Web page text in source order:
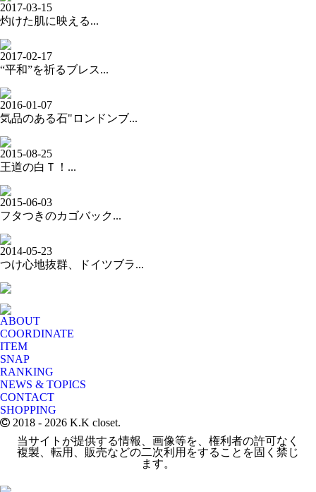
2017-03-15
灼けた肌に映える...
2017-02-17
“平和”を祈るブレス...
2016-01-07
気品のある石"ロンドンブ...
2015-08-25
王道の白Ｔ！...
2015-06-03
フタつきのカゴバック...
2014-05-23
つけ心地抜群、ドイツブラ...
ABOUT
COORDINATE
ITEM
SNAP
RANKING
NEWS & TOPICS
CONTACT
SHOPPING
2018 - 2026 K.K closet.
当サイトが提供する情報、画像等を、権利者の許可なく
複製、転用、販売などの二次利用をすることを固く禁じ
ます。